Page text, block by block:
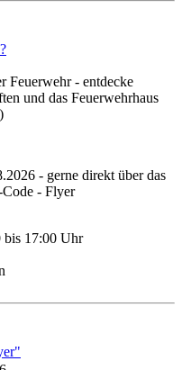
Feuerwehr - entdecke
und das Feuerwehrhaus
- gerne direkt über das
- Flyer
bis 17:00 Uhr